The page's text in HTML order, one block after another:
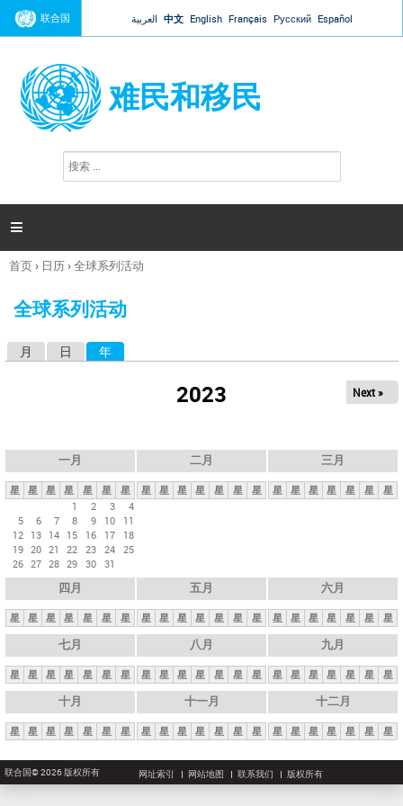
Jump to navigation
联合国 العربية 中文 English Français Русский Español
难民和移民
搜
索

你
这
首页› 日历›全球系列活动
全球系列活动
月 日 年
2023 Next »
一月
星 星 星 星 星 星
星
1
2 3
4
5
6 7 8 9 10
11
12 13 14 15 16 17
18
19 20 21 22 23 24 25
26 27 28 29 30 31
二月
星 星 星 星 星 星 星
三月
星 星 星 星 星 星 星
四月
星 星 星 星 星 星 星
五月
星 星 星 星 星 星 星
六月
星 星 星 星 星 星 星
七月
星 星 星 星 星 星 星
八月
星 星 星 星 星 星 星
九月
星 星 星 星 星 星 星
十月
星 星 星 星 星 星 星
十一月
星 星 星 星 星 星 星
十二月
星 星 星 星 星 星 星
联合国© 2026 版权所有 网址索引 网站地图 联系我们 版权所有